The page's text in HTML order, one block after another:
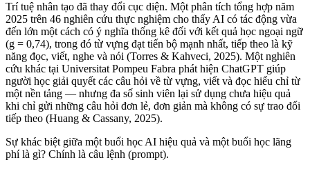
Trí tuệ nhân tạo đã thay đổi cục diện. Một phân tích tổng hợp năm
2025 trên 46 nghiên cứu thực nghiệm cho thấy AI có tác động vừa
đến lớn một cách có ý nghĩa thống kê đối với kết quả học ngoại ngữ
(g = 0,74), trong đó từ vựng đạt tiến bộ mạnh nhất, tiếp theo là kỹ
năng đọc, viết, nghe và nói (Torres & Kahveci, 2025). Một nghiên
cứu khác tại Universitat Pompeu Fabra phát hiện ChatGPT giúp
người học giải quyết các câu hỏi về từ vựng, viết và đọc hiểu chỉ từ
một nền tảng — nhưng đa số sinh viên lại sử dụng chưa hiệu quả
khi chỉ gửi những câu hỏi đơn lẻ, đơn giản mà không có sự trao đổi
tiếp theo (Huang & Cassany, 2025).
Sự khác biệt giữa một buổi học AI hiệu quả và một buổi học lãng
phí là gì? Chính là câu lệnh (prompt).